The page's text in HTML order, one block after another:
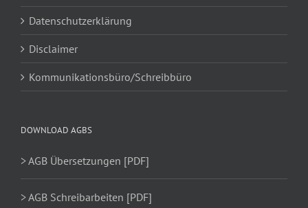
Datenschutzerklärung
Disclaimer
Kommunikationsbüro/Schreibbüro
DOWNLOAD AGBS
> AGB Übersetzungen [PDF]
> AGB Schreibarbeiten [PDF]